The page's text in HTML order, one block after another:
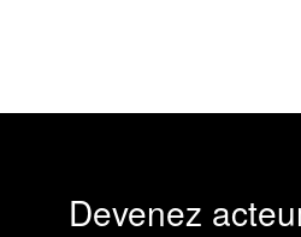
Devenez